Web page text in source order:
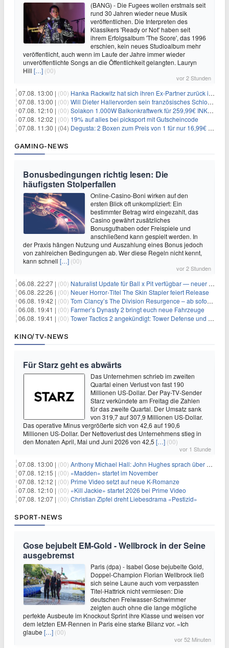
(BANG) - Die Fugees wollen erstmals seit
rund 30 Jahren wieder neue Musik
veröffentlichen. Die Interpreten des
Klassikers 'Ready or Not' haben seit
ihrem Erfolgsalbum 'The Score', das 1996
erschien, kein neues Studioalbum mehr
veröffentlicht, auch wenn im Laufe der Jahre immer wieder
unveröffentlichte Songs an die Öffentlichkeit gelangten. Lauryn
Hill […] (00)
vor 2 Stunden
07.08. 13:00 | (00) Hanka Rackwitz hat sich ihren Ex-Partner zurück ins Haus geholt
07.08. 13:00 | (00) Will Dieter Hallervorden sein französisches Schloss verkaufen?
07.08. 12:10 | (00) Solakon 1.000W Balkonkraftwerk für 259,99€ INKL. VERSAND! 800W Wechselrichter, bifazial
07.08. 12:02 | (00) 19% auf alles bei picksport mit Gutscheincode
07.08. 11:30 | (04) Degusta: 2 Boxen zum Preis von 1 für nur 16,99€ inkl. Versand
GAMING-NEWS
Bonusbedingungen richtig lesen: Die
häufigsten Stolperfallen
Online-Casino-Boni wirken auf den
ersten Blick oft unkompliziert: Ein
bestimmter Betrag wird eingezahlt, das
Casino gewährt zusätzliches
Bonusguthaben oder Freispiele und
anschließend kann gespielt werden. In
der Praxis hängen Nutzung und Auszahlung eines Bonus jedoch
von zahlreichen Bedingungen ab. Wer diese Regeln nicht kennt,
kann schnell […] (00)
vor 2 Stunden
06.08. 22:27 | (00) Naturalist Update für Ball x Pit verfügbar — neuer Content auf allen Plattformen
06.08. 22:26 | (00) Neuer Horror‑Titel The Skin Stapler feiert Release
06.08. 19:42 | (00) Tom Clancy’s The Division Resurgence – ab sofort für euch verfügbar
06.08. 19:41 | (00) Farmer’s Dynasty 2 bringt euch neue Fahrzeuge
06.08. 19:41 | (00) Tower Tactics 2 angekündigt: Tower Defense und Deckbuilding Kombo kehrt zurück
KINO/TV-NEWS
Für Starz geht es abwärts
Das Unternehmen schrieb im zweiten
Quartal einen Verlust von fast 190
Millionen US-Dollar. Der Pay-TV-Sender
Starz verkündete am Freitag die Zahlen
für das zweite Quartal. Der Umsatz sank
von 319,7 auf 307,9 Millionen US-Dollar.
Das operative Minus vergrößerte sich von 42,6 auf 190,6
Millionen US-Dollar. Der Nettoverlust des Unternehmens stieg in
den Monaten April, Mai und Juni 2026 von 42,5 […] (00)
vor 1 Stunde
07.08. 13:00 | (00) Anthony Michael Hall: John Hughes sprach über eine Fortsetzung von 'The Breakfast Club'
07.08. 12:15 | (00) «Madden» startet im November
07.08. 12:12 | (00) Prime Video setzt auf neue K-Romanze
07.08. 12:10 | (00) «Kill Jackie» startet 2026 bei Prime Video
07.08. 12:07 | (00) Christian Zipfel dreht Liebesdrama «Pestizid»
SPORT-NEWS
Gose bejubelt EM-Gold - Wellbrock in der Seine
ausgebremst
Paris (dpa) - Isabel Gose bejubelte Gold,
Doppel-Champion Florian Wellbrock ließ
sich seine Laune auch vom verpassten
Titel-Hattrick nicht vermiesen: Die
deutschen Freiwasser-Schwimmer
zeigten auch ohne die lange mögliche
perfekte Ausbeute im Knockout Sprint ihre Klasse und weisen vor
dem letzten EM-Rennen in Paris eine starke Bilanz vor. «Ich
glaube […] (00)
vor 52 Minuten